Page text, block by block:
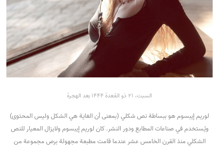
السبت، 21 ذو القعدة 1444 بعد الهجرة
لوريم إيبسوم هو ببساطة نص شكلي (بمعنى أن الغاية هي الشكل وليس المحتوى)
ويُستخدم في صناعات المطابع ودور النشر. كان لوريم إيبسوم ولايزال المعيار للنص
الشكلي منذ القرن الخامس عشر عندما قامت مطبعة مجهولة برص مجموعة من